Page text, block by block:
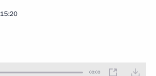
15:20
00:00